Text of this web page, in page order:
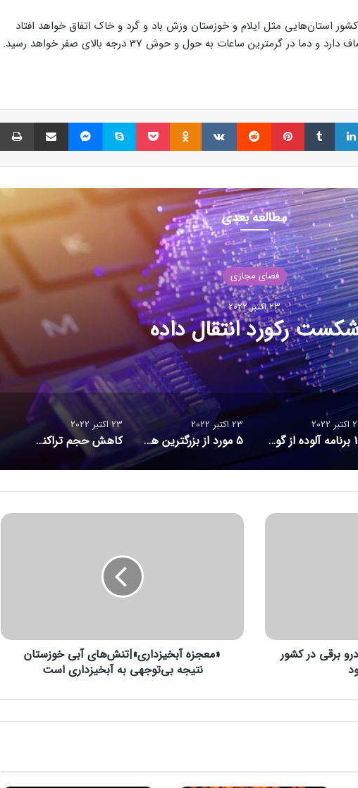
استان‌هایی مثل ایلام و خوزستان وزش باد و گرد و خاک اتفاق خواهد افتاد
در گرمترین ساعات به حول و حوش 37 درجه بالای صفر خواهد رسید.
لینکداین تامبلر پینتریست Reddit
VKontakte
Odnoklassniki پاکت اسکایپ مسنجر اشتراک گذاری با ایمیل
مطالعه بعدی
فضای مجازی
23 اکتبر 2022
رکورد انتقال داده
۱۶ برنامه آلوده از گوگل پلی پاک شدند
23 اکتبر 2022
۵ مورد از بزرگترین هک‌های تاریخ امنیت سایبری/ حلقه ازدواج هوشمندی که مراقب شماست/ احتمال بازبینی امنیتی آمریکا از قرارداد ماسک برای خرید توییتر
23 اکتبر 2022
کاهش حجم تراکنش‌ توکن‌های متاورس
برقی در کشور
«
خ
ا
ت
«معجزه آبخیزداری»|تنش‌های آبی خوزستان
نتیجه بی‌توجهی به آبخیزداری است